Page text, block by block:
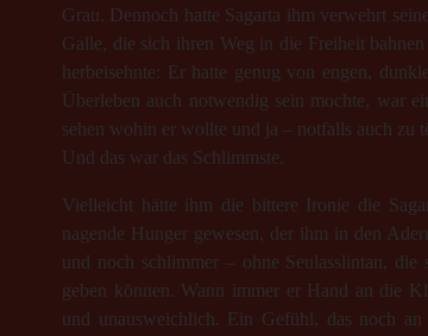
Grau. Dennoch hatte Sagarta ihm verwehrt
Galle, die sich ihren Weg in die Freiheit
herbeisehnte: Er hatte genug von engen,
Überleben auch notwendig sein mochte, war
sehen wohin er wollte und ja – notfalls auch zu
Und das war das Schlimmste.
Vielleicht hätte ihm die bittere Ironie die
nagende Hunger gewesen, der ihm in den
und noch schlimmer – ohne Seulasslintan,
geben können. Wann immer er Hand an die
und unausweichlich. Ein Gefühl, das noch